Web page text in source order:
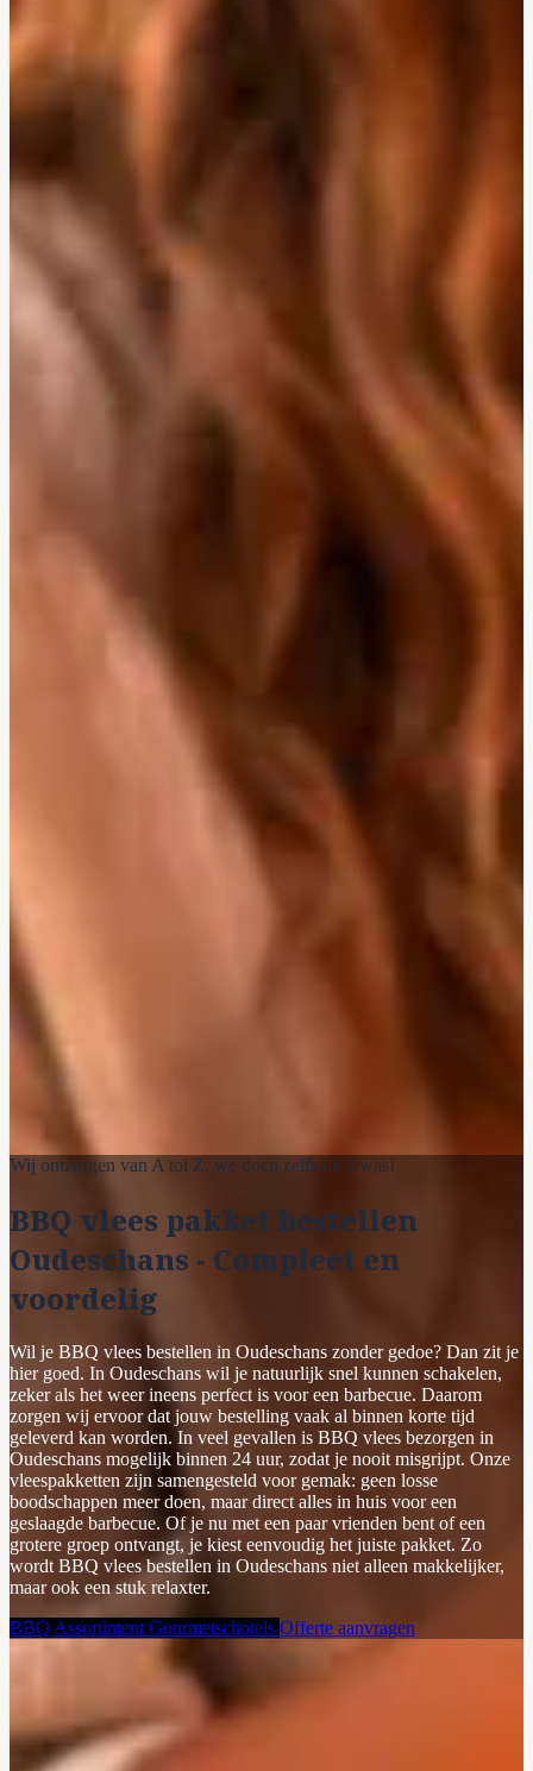
Wij ontzorgen van A tot Z, we doen zelfs de afwas!
BBQ vlees pakket bestellen
Oudeschans - Compleet en
voordelig
Wil je BBQ vlees bestellen in Oudeschans zonder gedoe? Dan zit je
hier goed. In Oudeschans wil je natuurlijk snel kunnen schakelen,
zeker als het weer ineens perfect is voor een barbecue. Daarom
zorgen wij ervoor dat jouw bestelling vaak al binnen korte tijd
geleverd kan worden. In veel gevallen is BBQ vlees bezorgen in
Oudeschans mogelijk binnen 24 uur, zodat je nooit misgrijpt. Onze
vleespakketten zijn samengesteld voor gemak: geen losse
boodschappen meer doen, maar direct alles in huis voor een
geslaagde barbecue. Of je nu met een paar vrienden bent of een
grotere groep ontvangt, je kiest eenvoudig het juiste pakket. Zo
wordt BBQ vlees bestellen in Oudeschans niet alleen makkelijker,
maar ook een stuk relaxter.
BBQ Assortiment Gourmetschotels Offerte aanvragen